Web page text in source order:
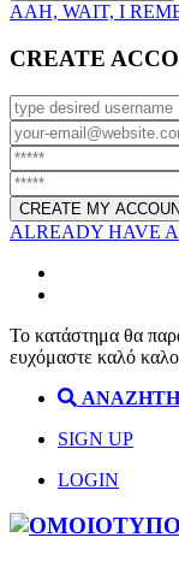
AAH, WAIT, I
CREATE
ALREADY HAVE
Το κατάστημα θα
ευχόμαστε καλό
SIGN UP
LOGIN